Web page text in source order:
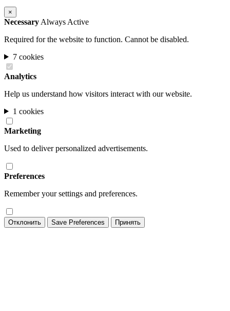
×
Necessary Always Active
Required for the website to function. Cannot be disabled.
7 cookies
Analytics
Help us understand how visitors interact with our website.
1 cookies
Marketing
Used to deliver personalized advertisements.
Preferences
Remember your settings and preferences.
Отклонить Save Preferences Принять